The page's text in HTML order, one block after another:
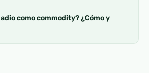
como commodity? ¿Cómo y